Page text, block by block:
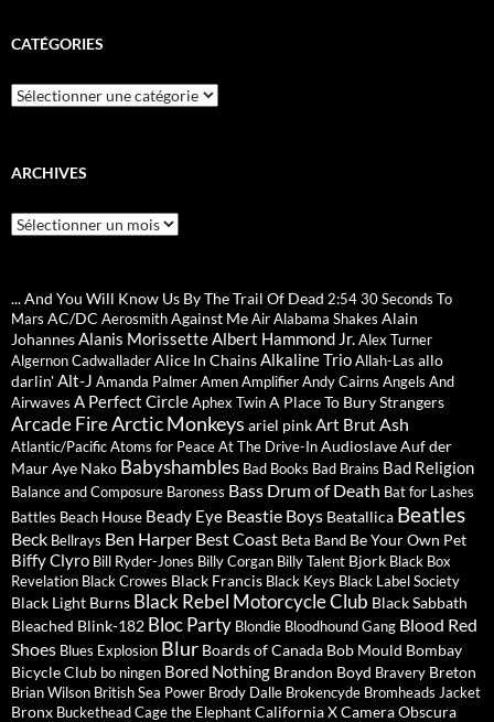
CATÉGORIES
Catégories
ARCHIVES
Archives
... And You Will Know Us By The Trail Of Dead 2:5430 Seconds To
Mars AC/DC AerosmithAgainst MeAirAlabama Shakes Alain
JohannesAlanis MorissetteAlbert Hammond Jr.Alex Turner
Algernon CadwalladerAlice In ChainsAlkaline TrioAllah-Las allo
darlin'Alt-J Amanda PalmerAmenAmplifierAndy Cairns Angels And
Airwaves A Perfect CircleAphex TwinA Place To Bury Strangers
Arcade FireArctic Monkeys ariel pinkArt Brut Ash
Atlantic/PacificAtoms for PeaceAt The Drive-InAudioslaveAuf der
MaurAye Nako Babyshambles Bad Books Bad Brains Bad Religion
Balance and Composure Baroness Bass Drum of Death Bat for Lashes
Battles Beach House Beady Eye Beastie Boys Beatallica Beatles
Beck Bellrays Ben Harper Best Coast Beta Band Be Your Own Pet
Biffy Clyro Bill Ryder-Jones Billy Corgan Billy Talent Bjork Black Box
Revelation Black Crowes Black Francis Black Keys Black Label Society
Black Light Burns Black Rebel Motorcycle Club Black Sabbath
Bleached Blink-182 Bloc Party Blondie Bloodhound Gang Blood Red
Shoes Blues Explosion Blur Boards of Canada Bob Mould Bombay
Bicycle Club bo ningen Bored Nothing Brandon Boyd Bravery Breton
Brian Wilson British Sea Power Brody Dalle Brokencyde Bromheads Jacket
Bronx BucketheadCage the ElephantCalifornia XCamera Obscura